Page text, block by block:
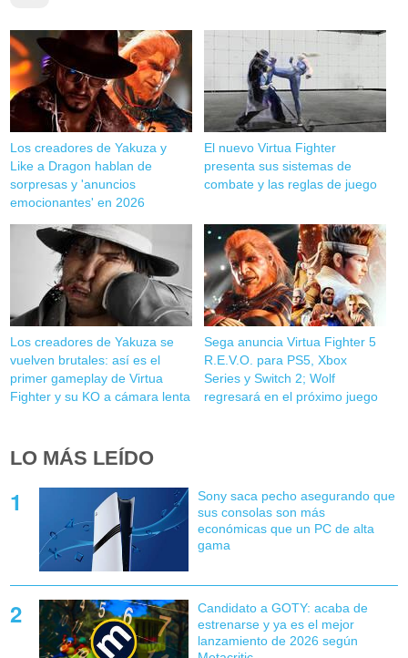
Los creadores de Yakuza y
Like a Dragon hablan de
sorpresas y 'anuncios
emocionantes' en 2026
El nuevo Virtua Fighter
presenta sus sistemas de
combate y las reglas de juego
Los creadores de Yakuza se
vuelven brutales: así es el
primer gameplay de Virtua
Fighter y su KO a cámara lenta
Sega anuncia Virtua Fighter 5
R.E.V.O. para PS5, Xbox
Series y Switch 2; Wolf
regresará en el próximo juego
LO MÁS LEÍDO
Sony saca pecho asegurando que
sus consolas son más
económicas que un PC de alta
gama
Candidato a GOTY: acaba de
estrenarse y ya es el mejor
lanzamiento de 2026 según